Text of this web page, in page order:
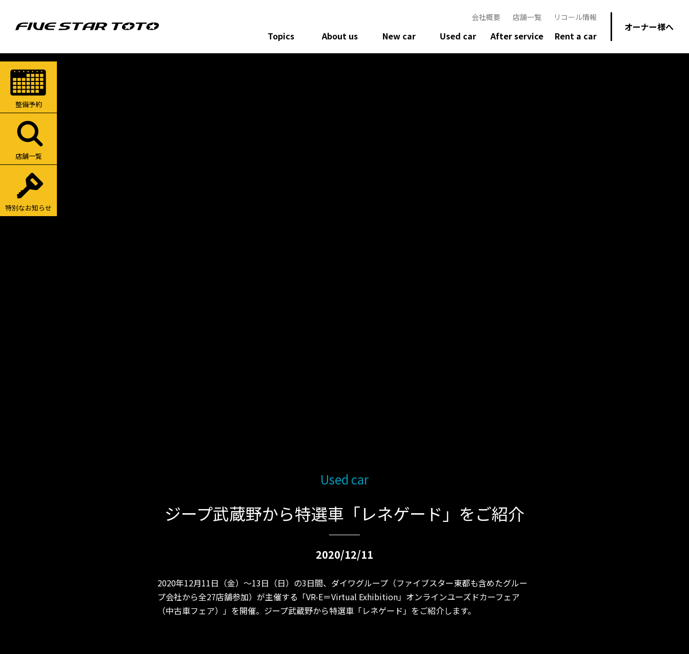
Topics About us New car Used car After service Rent a car
オーナー様へ
会社概要 店舗一覧 リコール情報
整備予約
店舗一覧
特別なお知らせ
Used car
ジープ武蔵野から特選車「レネゲード」をご紹介
2020/12/11
2020年12月11日（金）〜13日（日）の3日間、ダイワグループ（ファイブスター東都も含めたグルー
プ会社から全27店舗参加）が主催する「VR-E＝Virtual Exhibition」オンラインユーズドカーフェア
（中古車フェア）」を開催。ジープ武蔵野から特選車「レネゲード」をご紹介します。